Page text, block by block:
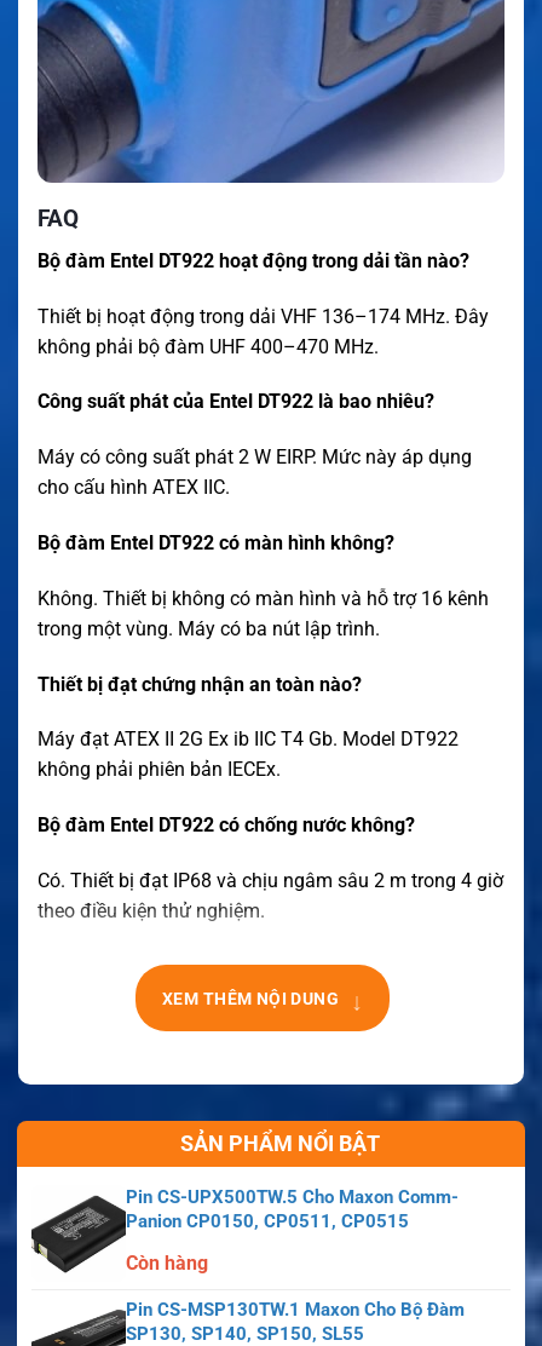
FAQ
Bộ đàm Entel DT922 hoạt động trong dải tần nào?
Thiết bị hoạt động trong dải VHF 136–174 MHz. Đây
không phải bộ đàm UHF 400–470 MHz.
Công suất phát của Entel DT922 là bao nhiêu?
Máy có công suất phát 2 W EIRP. Mức này áp dụng
cho cấu hình ATEX IIC.
Bộ đàm Entel DT922 có màn hình không?
Không. Thiết bị không có màn hình và hỗ trợ 16 kênh
trong một vùng. Máy có ba nút lập trình.
Thiết bị đạt chứng nhận an toàn nào?
Máy đạt ATEX II 2G Ex ib IIC T4 Gb. Model DT922
không phải phiên bản IECEx.
Bộ đàm Entel DT922 có chống nước không?
Có. Thiết bị đạt IP68 và chịu ngâm sâu 2 m trong 4 giờ
theo điều kiện thử nghiệm.
XEM THÊM NỘI DUNG ↓
SẢN PHẨM NỔI BẬT
Pin CS-UPX500TW.5 Cho Maxon Comm-
Panion CP0150, CP0511, CP0515
Còn hàng
Pin CS-MSP130TW.1 Maxon Cho Bộ Đàm
SP130, SP140, SP150, SL55